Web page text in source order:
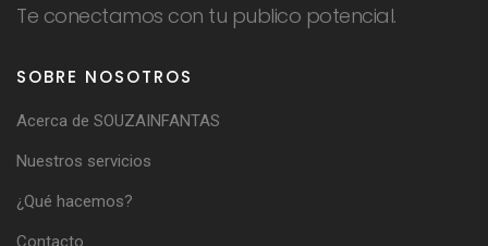
Te conectamos con tu publico potencial.
SOBRE NOSOTROS
Acerca de SOUZAINFANTAS
Nuestros servicios
¿Qué hacemos?
Contacto